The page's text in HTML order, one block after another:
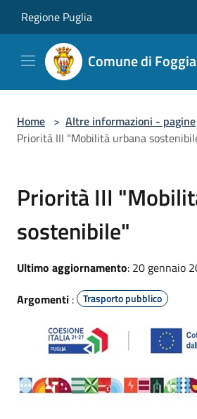
Regione Puglia
Comune di Foggia
Home > Altre informazioni - pagine
Priorità III "Mobilità urbana
Priorità III
sostenibile"
Ultimo aggiornamento: 20 gennaio
Argomenti : Trasporto pubblico